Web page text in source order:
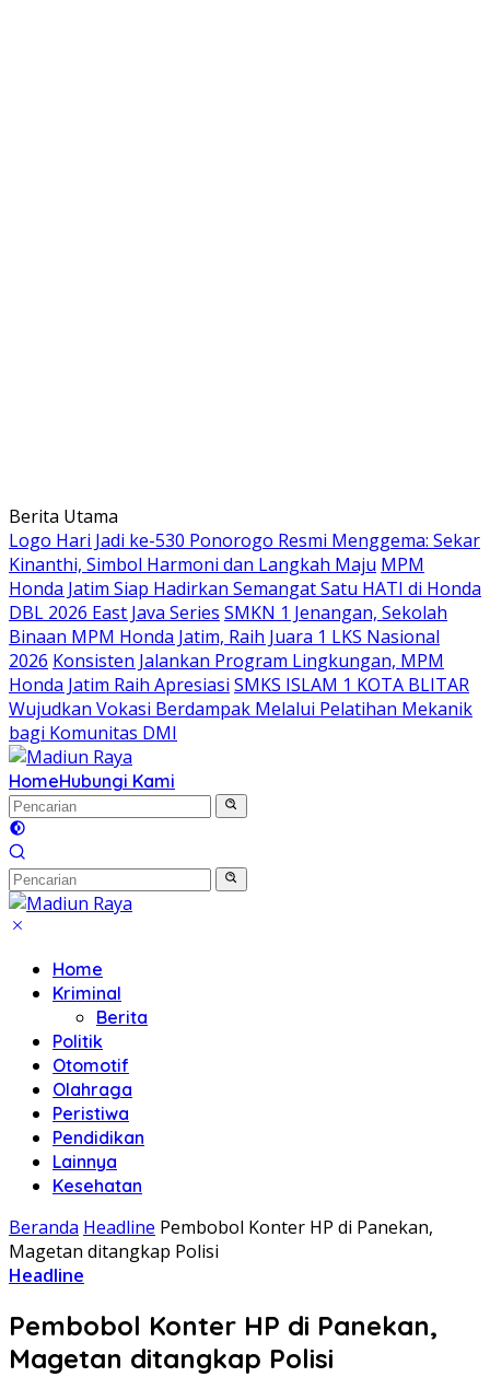
Langsung
ke
konten
Berita Utama
Logo Hari Jadi ke-530 Ponorogo Resmi Menggema: Sekar
Kinanthi, Simbol Harmoni dan Langkah Maju MPM
Honda Jatim Siap Hadirkan Semangat Satu HATI di Honda
DBL 2026 East Java Series SMKN 1 Jenangan, Sekolah
Binaan MPM Honda Jatim, Raih Juara 1 LKS Nasional
2026 Konsisten Jalankan Program Lingkungan, MPM
Honda Jatim Raih Apresiasi SMKS ISLAM 1 KOTA BLITAR
Wujudkan Vokasi Berdampak Melalui Pelatihan Mekanik
bagi Komunitas DMI
HomeHubungi Kami
Home
Kriminal
Berita
Politik
Otomotif
Olahraga
Peristiwa
Pendidikan
Lainnya
Kesehatan
Beranda Headline Pembobol Konter HP di Panekan,
Magetan ditangkap Polisi
Headline
Pembobol Konter HP di Panekan,
Magetan ditangkap Polisi